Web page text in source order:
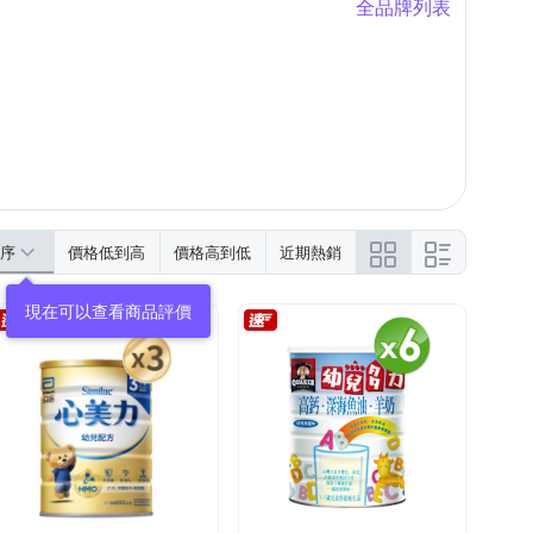
全品牌列表
價格低到高 價格高到低 近期熱銷